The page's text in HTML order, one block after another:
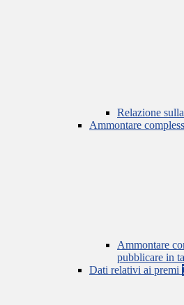
Relazione
Ammontare
Ammontare
pubblicare in
Dati relativi ai premi